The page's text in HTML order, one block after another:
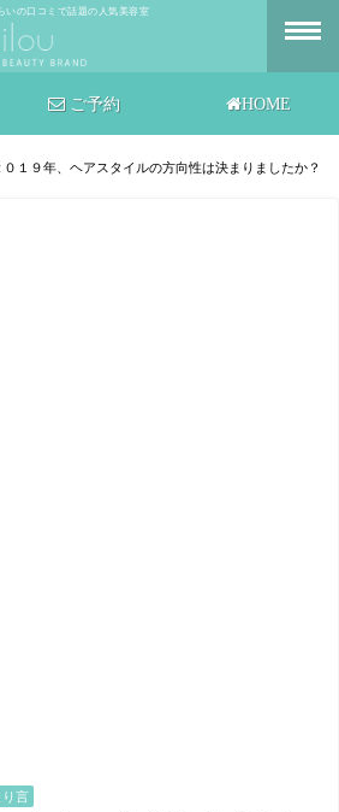
いの口コミで話題の人気美容室
HOME
ご予約
０１９年、ヘアスタイルの方向性は決まりましたか？
言